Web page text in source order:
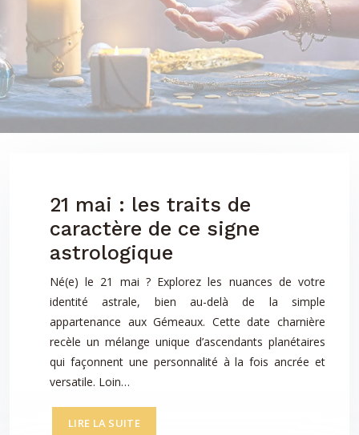
21 mai : les traits de
caractère de ce signe
astrologique
Né(e) le 21 mai ? Explorez les nuances de votre
identité astrale, bien au-delà de la simple
appartenance aux Gémeaux. Cette date charnière
recèle un mélange unique d’ascendants planétaires
qui façonnent une personnalité à la fois ancrée et
versatile. Loin…
LIRE LA SUITE